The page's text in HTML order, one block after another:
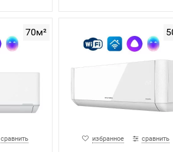
70м²
сравнить избранное сравнить